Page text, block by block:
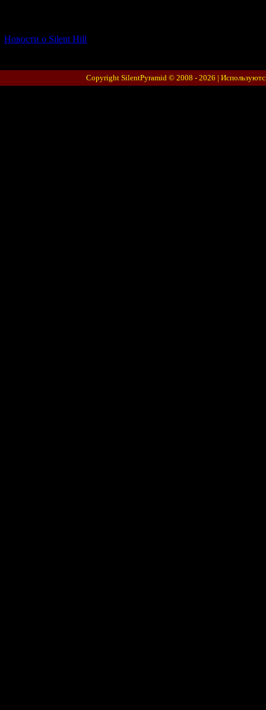
Новости о Silent Hill
Copyright SilentPyramid © 2008 - 2026 |